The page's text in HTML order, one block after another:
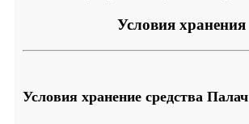
Условия хранения
Условия хранение средства Палач